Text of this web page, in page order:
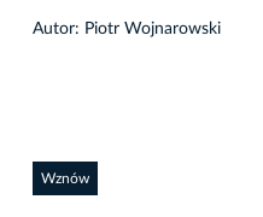
Autor: Piotr Wojnarowski
Wznów